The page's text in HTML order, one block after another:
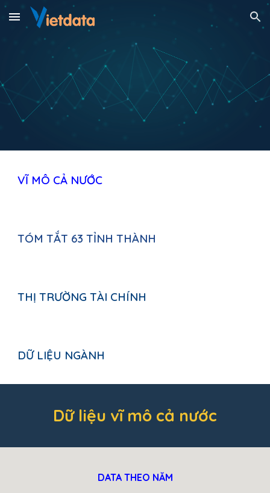
Skip to main content Skip to navigation
VĨ MÔ CẢ NƯỚC
TÓM TẮT 63 TỈNH THÀNH
THỊ TRƯỜNG TÀI CHÍNH
DỮ LIỆU NGÀNH
Dữ liệu vĩ mô cả nước
DATA THEO NĂM